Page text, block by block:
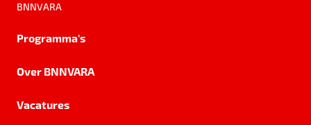
BNNVARA
Programma's
Over BNNVARA
Vacatures